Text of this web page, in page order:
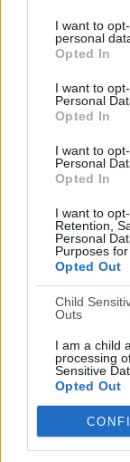
I want to
personal
Opted In
I want to
Personal
Opted In
I want to
Personal
Opted In
I want to
Retention,
Personal
Purposes
Opted Out
Child
Outs
I am a child
processing
Sensitive
Opted Out
Segunda Federación
Regional Preferente
Nº DE